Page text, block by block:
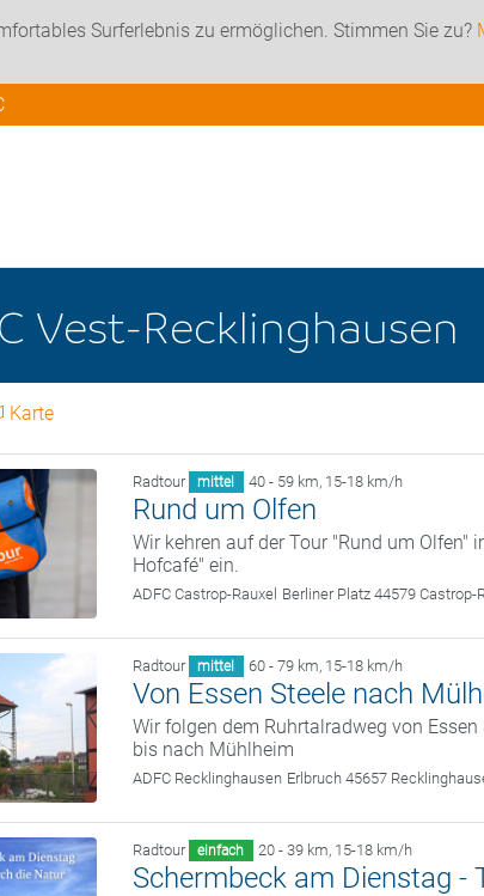
Surferlebnis zu ermöglichen. Stimmen Sie zu?
Vest-Recklinghausen
Karte
Radtour mittel 40 - 59 km, 15-18 km/h
Rund um Olfen
Wir kehren auf der Tour "Rund um Olfen"
Hofcafé" ein.
ADFC Castrop-Rauxel Berliner Platz 44579 Castrop-
Radtour mittel 60 - 79 km, 15-18 km/h
Von Essen Steele nach
Wir folgen dem Ruhrtalradweg von
bis nach Mühlheim
ADFC Recklinghausen Erlbruch 45657
Radtour einfach 20 - 39 km, 15-18 km/h
Schermbeck am Dienstag -